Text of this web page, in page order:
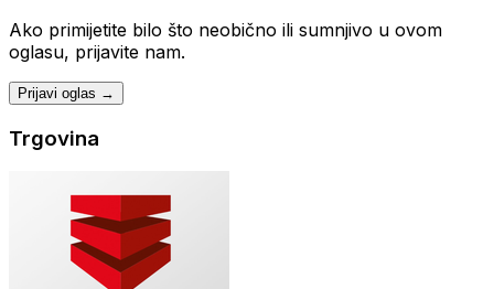
Ako primijetite bilo što neobično ili sumnjivo u ovom
oglasu, prijavite nam.
Prijavi oglas →
Trgovina